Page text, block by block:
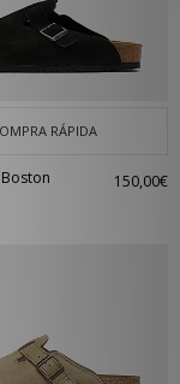
RÁPIDA
150,00€